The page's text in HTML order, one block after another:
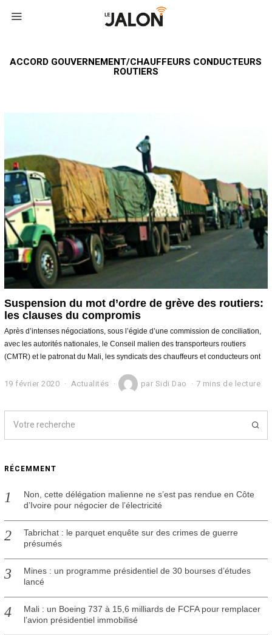
ACCORD GOUVERNEMENT/CHAUFFEURS CONDUCTEURS
ROUTIERS
Suspension du mot d’ordre de grève des routiers:
les clauses du compromis
Après d’intenses négociations, sous l’égide d’une commission de conciliation,
avec les autorités nationales, le Conseil malien des transporteurs routiers
(CMTR) et le patronat du Mali, les syndicats des chauffeurs et conducteurs ont
19 février 2020
v
r
0
2
Actualités par Sidi Dao 7 mins de lecture
RÉCEMMENT
Non, cette délégation malienne ne s’est pas rendue en Côte
d’Ivoire pour négocier de l’électricité
Tabrichat : le parquet enquête sur des crimes de guerre
présumés
Mines : un programme présidentiel de 30 bourses d’études
lancé
Mali : un Boeing 737 à 15,6 milliards de FCFA pour remplacer
l’avion présidentiel immobilisé